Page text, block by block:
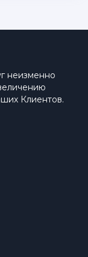
неизменно
Клиентов.